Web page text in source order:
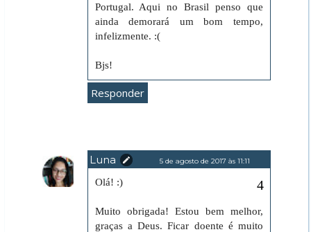
Portugal. Aqui no Brasil penso que
ainda demorará um bom tempo,
infelizmente. :(
Bjs!
Responder
Luna 5 de agosto de 2017 às 11:11
Olá! :)
Muito obrigada! Estou bem melhor,
graças a Deus. Ficar doente é muito